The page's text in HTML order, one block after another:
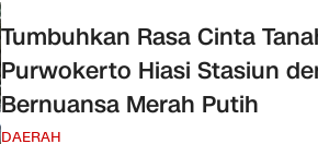
Tumbuhkan Rasa Cinta
Purwokerto Hiasi Stasiun
Bernuansa Merah Putih
DAERAH